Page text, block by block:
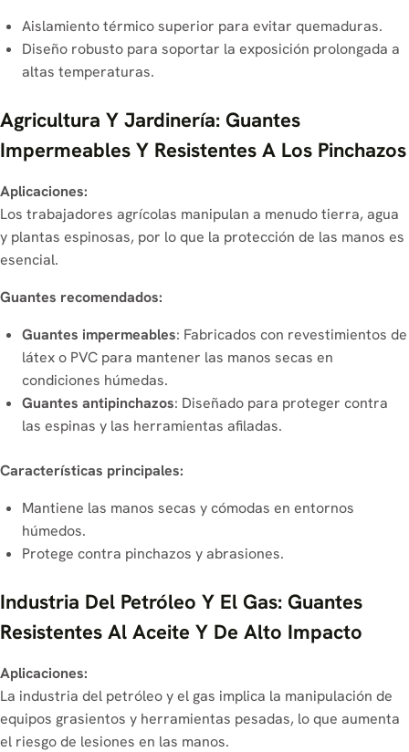
Aislamiento térmico superior para evitar quemaduras.
Diseño robusto para soportar la exposición prolongada a
altas temperaturas.
Agricultura Y Jardinería: Guantes
Impermeables Y Resistentes A Los Pinchazos
Aplicaciones:
Los trabajadores agrícolas manipulan a menudo tierra, agua
y plantas espinosas, por lo que la protección de las manos es
esencial.
Guantes recomendados:
Guantes impermeables: Fabricados con revestimientos de
látex o PVC para mantener las manos secas en
condiciones húmedas.
Guantes antipinchazos: Diseñado para proteger contra
las espinas y las herramientas afiladas.
Características principales:
Mantiene las manos secas y cómodas en entornos
húmedos.
Protege contra pinchazos y abrasiones.
Industria Del Petróleo Y El Gas: Guantes
Resistentes Al Aceite Y De Alto Impacto
Aplicaciones:
La industria del petróleo y el gas implica la manipulación de
equipos grasientos y herramientas pesadas, lo que aumenta
el riesgo de lesiones en las manos.